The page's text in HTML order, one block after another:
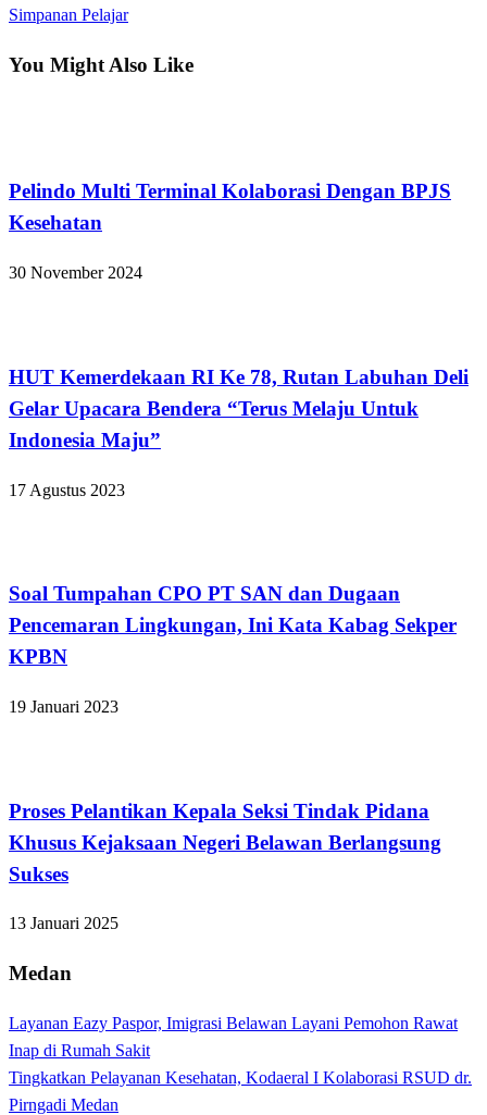
Post
Simpanan Pelajar
You Might Also Like
Pelindo Multi Terminal Kolaborasi Dengan BPJS
Kesehatan
30 November 2024
HUT Kemerdekaan RI Ke 78, Rutan Labuhan Deli
Gelar Upacara Bendera “Terus Melaju Untuk
Indonesia Maju”
17 Agustus 2023
Soal Tumpahan CPO PT SAN dan Dugaan
Pencemaran Lingkungan, Ini Kata Kabag Sekper
KPBN
19 Januari 2023
Proses Pelantikan Kepala Seksi Tindak Pidana
Khusus Kejaksaan Negeri Belawan Berlangsung
Sukses
13 Januari 2025
Medan
Layanan Eazy Paspor, Imigrasi Belawan Layani Pemohon Rawat
Inap di Rumah Sakit
Tingkatkan Pelayanan Kesehatan, Kodaeral I Kolaborasi RSUD dr.
Pirngadi Medan‎